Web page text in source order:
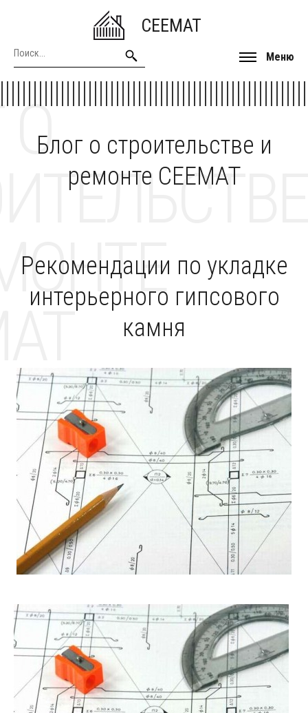
CEEMAT
Меню
Блог о строительстве и
ремонте CEEMAT
О
Рекомендации по укладке
интерьерного гипсового
камня